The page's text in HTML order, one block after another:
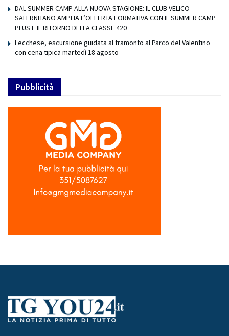
DAL SUMMER CAMP ALLA NUOVA STAGIONE: IL CLUB VELICO
SALERNITANO AMPLIA L’OFFERTA FORMATIVA CON IL SUMMER CAMP
PLUS E IL RITORNO DELLA CLASSE 420
Lecchese, escursione guidata al tramonto al Parco del Valentino
con cena tipica martedì 18 agosto
Pubblicità